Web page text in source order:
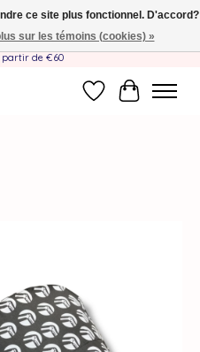
- Frais de livraison BE & NL
partir de €60
Liste dePanier
ce site plus fonctionnel. D'accord?
sur les témoins (cookies) »